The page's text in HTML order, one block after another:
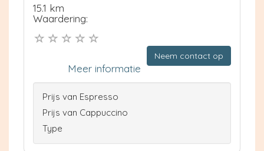
15.1 km
Waardering:
Neem contact op
Meer informatie
Prijs van Espresso
Prijs van Cappuccino
Type